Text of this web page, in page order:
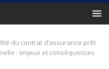
du contrat d’assurance prêt
: enjeux et conséquences